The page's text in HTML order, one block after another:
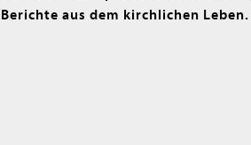
Berichte aus dem kirchlichen Leben.